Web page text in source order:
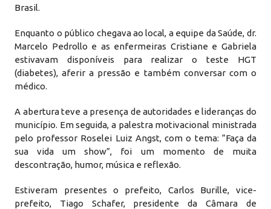
Brasil.
Enquanto o público chegava ao local, a equipe da Saúde, dr.
Marcelo Pedrollo e as enfermeiras Cristiane e Gabriela
estivavam disponíveis para realizar o teste HGT
(diabetes), aferir a pressão e também conversar com o
médico.
A abertura teve a presença de autoridades e lideranças do
município. Em seguida, a palestra motivacional ministrada
pelo professor Roselei Luiz Angst, com o tema: “Faça da
sua vida um show”, foi um momento de muita
descontração, humor, música e reflexão.
Estiveram presentes o prefeito, Carlos Burille, vice-
prefeito, Tiago Schafer, presidente da Câmara de